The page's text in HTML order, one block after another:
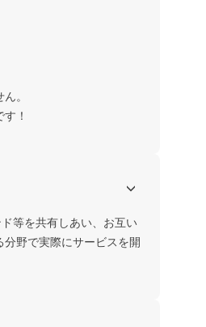
。
等を共有しあい、お互い
野で実際にサービスを開